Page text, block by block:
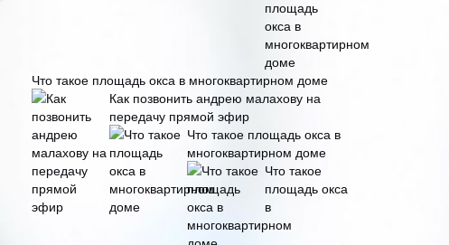
Что такое площадь окса в многоквартирном доме
Как позвонить андрею малахову на
передачу прямой эфир
Что такое площадь окса в
многоквартирном доме
Что такое
площадь окса
в